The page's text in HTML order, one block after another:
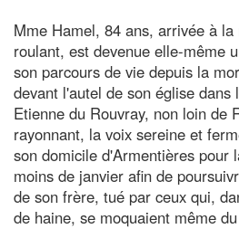
Mme Hamel, 84 ans, arrivée à
roulant, est devenue elle-même
son parcours de vie depuis la
devant l'autel de son église dans
Etienne du Rouvray, non loin de
rayonnant, la voix sereine et
son domicile d'Armentières pour
moins de janvier afin de
de son frère, tué par ceux qui,
de haine, se moquaient même